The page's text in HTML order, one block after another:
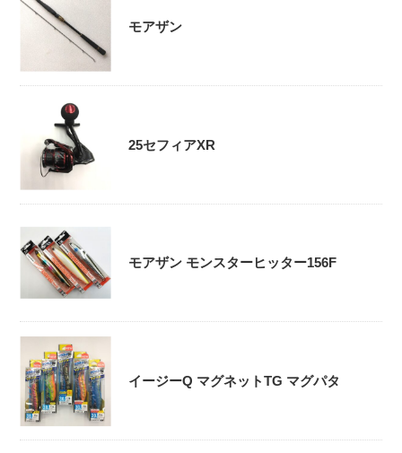
モアザン
25セフィアXR
モアザン モンスターヒッター156F
イージーQ マグネットTG マグパタ